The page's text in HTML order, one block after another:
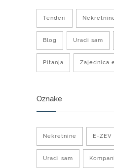
Tenderi
Blog Uradi sam
Pitanja Zajednica
Oznake
Nekretnine E-ZEV
Uradi sam